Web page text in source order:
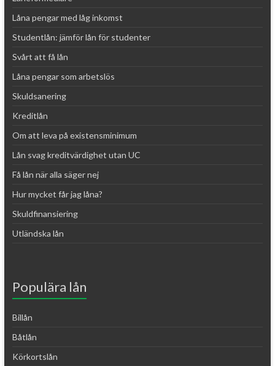
Låna pengar med låg inkomst
Studentlån: jämför lån för studenter
Svårt att få lån
Låna pengar som arbetslös
Skuldsanering
Kreditlån
Om att leva på existensminimum
Lån svag kreditvärdighet utan UC
Få lån när alla säger nej
Hur mycket får jag låna?
Skuldfinansiering
Utländska lån
Populära lån
Billån
Båtlån
Körkortslån